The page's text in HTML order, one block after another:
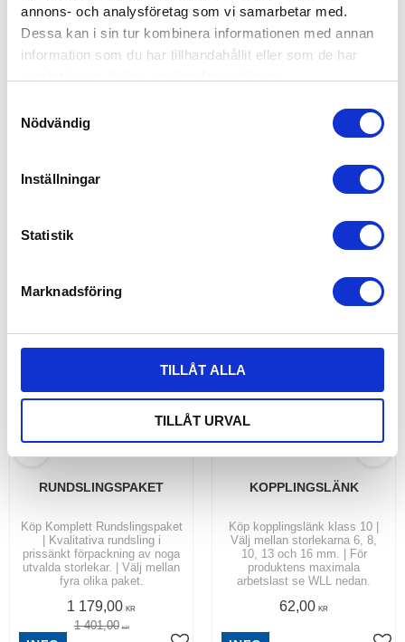
annons- och analysföretag som vi samarbetar med.
Dessa kan i sin tur kombinera informationen med annan
information som du har tillhandahållit eller som de har
Nödvändig
Inställningar
Statistik
Marknadsföring
TILLÅT ALLA
TILLÅT URVAL
SPAKLYFTBLOCK LH
Spaklyftblock utformat för lyft
INFO
LB
Köp Spaklyftblock KITO LB |
utrustad med en spärr.
ANDRA KÖPTE ÄVEN
RUNDSLINGSPAKET
Köp Komplett Rundslingspaket
| Kvalitativa rundsling i
prissänkt förpackning av noga
utvalda storlekar. | Välj mellan
fyra olika paket.
1 179,00 KR
1 401,00 KR
KOPPLINGSLÄNK
Köp kopplingslänk klass 10 |
Välj mellan storlekarna 6, 8,
10, 13 och 16 mm. | För
produktens maximala
arbetslast se WLL nedan.
62,00 KR